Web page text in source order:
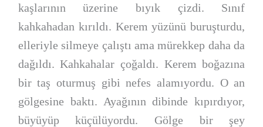
kaşlarının üzerine bıyık çizdi. Sınıf
kahkahadan kırıldı. Kerem yüzünü buruşturdu,
elleriyle silmeye çalıştı ama mürekkep daha da
dağıldı. Kahkahalar çoğaldı. Kerem boğazına
bir taş oturmuş gibi nefes alamıyordu. O an
gölgesine baktı. Ayağının dibinde kıpırdıyor,
büyüyüp küçülüyordu. Gölge bir şey